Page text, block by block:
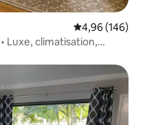
Évaluation
4,96 (146)
Luxe, climatisation,